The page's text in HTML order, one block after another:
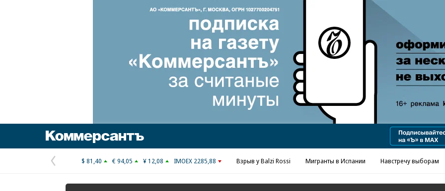
Реклама в «Ъ» www.kommersant.ru/ad
Предыдущая
страница
$ 81,40 € 94,05 ¥ 12,08 IMOEX 2285,88 Взрыв у Balzi Rossi Мигранты в Испании Навстречу выборам